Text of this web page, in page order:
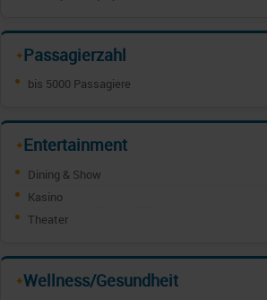
✦Passagierzahl
bis 5000 Passagiere
✦Entertainment
Dining & Show
Kasino
Theater
✦Wellness/Gesundheit